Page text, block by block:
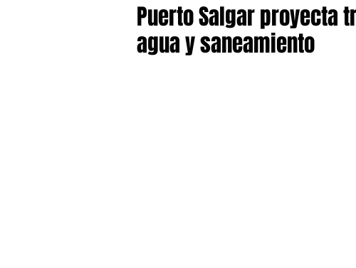
Puerto Salgar proyecta
agua y saneamiento